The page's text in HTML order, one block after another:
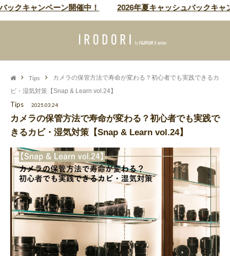
キャンペーン開催中！ 2026年夏キャッシュバックキャン
Tips
カメラの保管方法で寿命が変わる？初心者でも実践できるカ
ビ・湿気対策【Snap & Learn vol.24】
Tips 2025.03.24
カメラの保管方法で寿命が変わる？初心者でも実践で
きるカビ・湿気対策【Snap & Learn vol.24】